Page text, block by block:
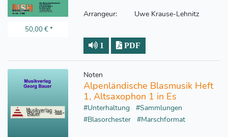
50,00 €*
Arrangeur:
Uwe Krause-Lehnitz
1 PDF
Noten
Alpenländische Blasmusik Heft
1, Altsaxophon 1 in Es
#Unterhaltung
#Sammlungen
#Blasorchester
#Marschformat